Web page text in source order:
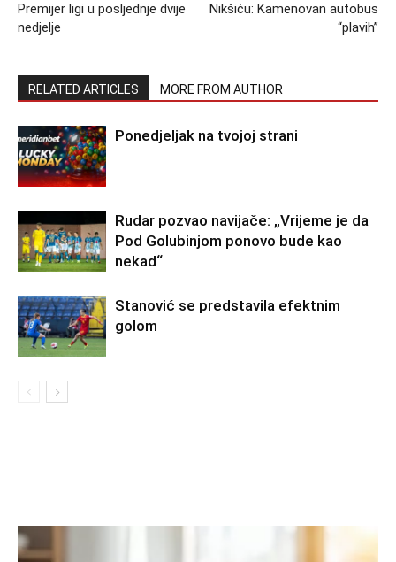
Premijer ligi u posljednje dvije
nedjelje
Nikšiću: Kamenovan autobus
“plavih”
RELATED ARTICLES MORE FROM AUTHOR
Ponedjeljak na tvojoj strani
Rudar pozvao navijače: „Vrijeme je da
Pod Golubinjom ponovo bude kao
nekad“
Stanović se predstavila efektnim
golom